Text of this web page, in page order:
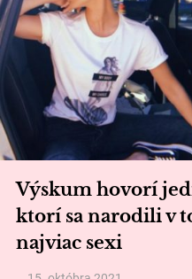
Výskum hovorí
ktorí sa narodili v
najviac sexi